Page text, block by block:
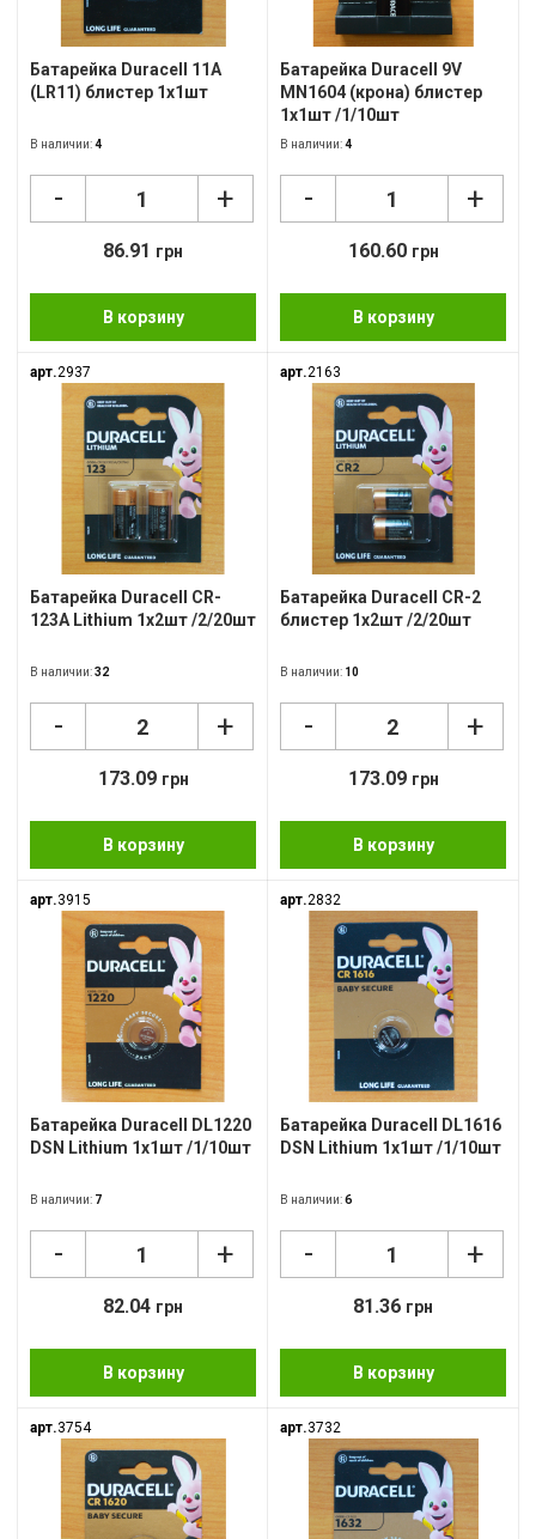
Батарейка Duracell 11A
(LR11) блистер 1х1шт
В наличии:4
- +
86.91 грн
В корзину
Батарейка Duracell 9V
MN1604 (крона) блистер
1х1шт /1/10шт
В наличии:4
- +
160.60 грн
В корзину
арт.2937
Батарейка Duracell CR-
123A Lithium 1x2шт /2/20шт
В наличии:32
- +
173.09 грн
В корзину
арт.2163
Батарейка Duracell CR-2
блистер 1х2шт /2/20шт
В наличии: 10
- +
173.09 грн
В корзину
арт.3915
Батарейка Duracell DL1220
DSN Lithium 1x1шт /1/10шт
В наличии: 7
- +
82.04 грн
В корзину
арт.2832
Батарейка Duracell DL1616
DSN Lithium 1x1шт /1/10шт
В наличии:6
- +
81.36 грн
В корзину
арт.3754 арт.3732